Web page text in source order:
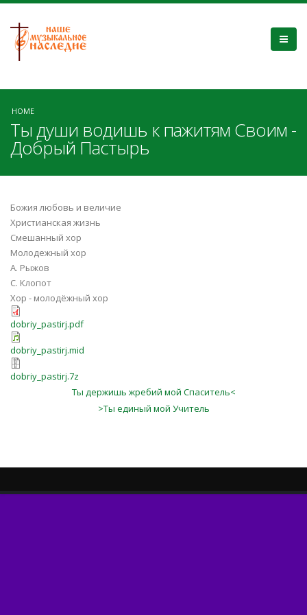
HOME
Ты души водишь к пажитям Своим -
Добрый Пастырь
Божия любовь и величие
Христианская жизнь
Смешанный хор
Молодежный хор
А. Рыжов
С. Клопот
Хор - молодёжный хор
dobriy_pastirj.pdf
dobriy_pastirj.mid
dobriy_pastirj.7z
Ты держишь жребий мой Спаситель<
>Ты единый мой Учитель